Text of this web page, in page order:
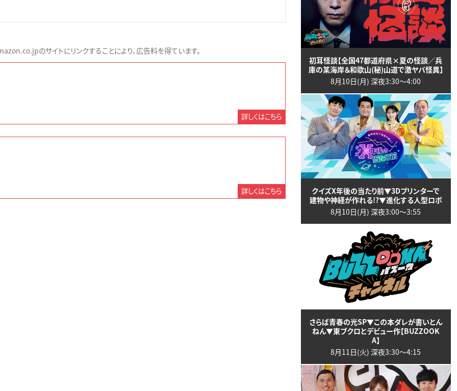
のサイトにリンクすることにより、広告料を得ています。
詳しくはこちら
詳しくはこちら
初耳怪談【全国47都道府県×夏の怪談／兵
庫の某海岸＆和歌山(秘)山道で激ヤバ怪異】
8月10日(月) 深夜3:30〜4:00
クイズX年後の当たり前▼3Dプリンターで
建物や神経が作れる!?▼進化する人型ロボ
8月10日(月) 深夜3:00〜3:55
さらば青春の光SP▼この本ダレが書いとん
ねん▼東ブクロとデビュー作【BUZZOOK
A】
8月11日(火) 深夜3:30〜4:15